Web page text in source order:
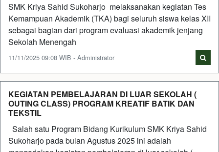
SMK Kriya Sahid Sukoharjo melaksanakan kegiatan Tes
Kemampuan Akademik (TKA) bagi seluruh siswa kelas XII
sebagai bagian dari program evaluasi akademik jenjang
Sekolah Menengah
11/11/2025 09:08 WIB - Administrator
KEGIATAN PEMBELAJARAN DI LUAR SEKOLAH (
OUTING CLASS) PROGRAM KREATIF BATIK DAN
TEKSTIL
Salah satu Program Bidang Kurikulum SMK Kriya Sahid
Sukoharjo pada bulan Agustus 2025 ini adalah